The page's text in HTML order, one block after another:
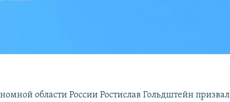
области России Ростислав Гольдштейн призвал